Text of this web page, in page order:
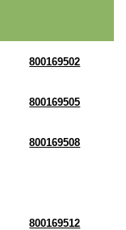
800169502
800169505
800169508
800169512